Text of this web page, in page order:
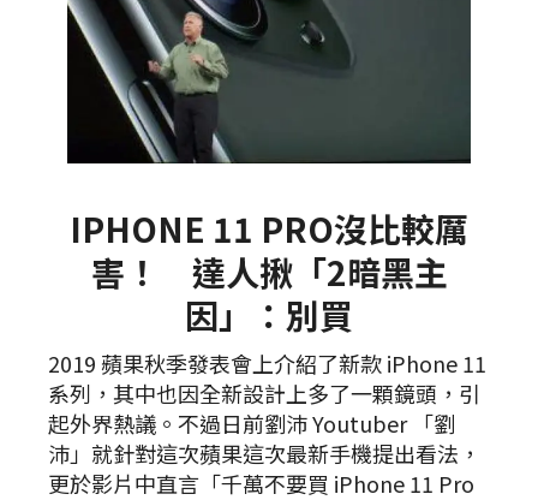
IPHONE 11 PRO沒比較厲
害！ 達人揪「2暗黑主
因」：別買
2019 蘋果秋季發表會上介紹了新款 iPhone 11
系列，其中也因全新設計上多了一顆鏡頭，引
起外界熱議。不過日前劉沛 Youtuber 「劉
沛」就針對這次蘋果這次最新手機提出看法，
更於影片中直言「千萬不要買 iPhone 11 Pro